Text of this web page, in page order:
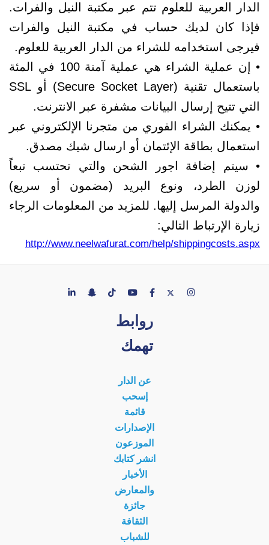
الدار العربية للعلوم تتم عبر مكتبة النيل والفرات.
فإذا كان لديك حساب في مكتبة النيل والفرات
فيرجى استخدامه للشراء من الدار العربية للعلوم.
• إن عملية الشراء هي عملية آمنة 100 في المئة
باستعمال تقنية (Secure Socket Layer) أو SSL
التي تتيح إرسال البيانات مشفرة عبر الانترنت.
• يمكنك الشراء الفوري من متجرنا الإلكتروني عبر
استعمال بطاقة الإئتمان أو ارسال شيك مصدق.
• سيتم إضافة اجور الشحن والتي تحتسب تبعاً
لوزن الطرد، ونوع البريد (مضمون أو سريع)
والدولة المرسل إليها. للمزيد من المعلومات الرجاء
زيارة الإرتباط التالي:
http://www.neelwafurat.com/help/shippingcosts.aspx
روابط
تهمك
عن الدار
إسحب
قائمة
الإصدارات
الموزعون
انشر كتابك
الأخبار
والمعارض
جائزة
الثقافة
للشباب